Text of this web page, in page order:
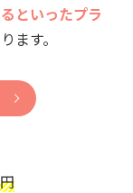
といったプラ
ます。